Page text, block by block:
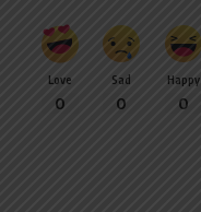
Love
0
Sad
0
Happy
0